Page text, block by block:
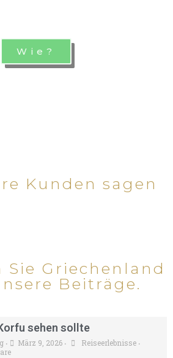
Wie?
Kunden sagen
Sie Griechenland
Beiträge.
sehen sollte
• März 9, 2026 • Reiseerlebnisse •